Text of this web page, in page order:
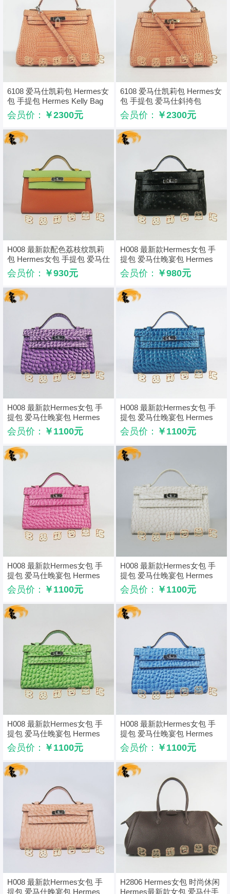
6108 爱马仕凯莉包 Hermes女
包 手提包 Hermes Kelly Bag
鳄鱼纹斜挎包 橙色银扣
会员价： ￥2300元
6108 爱马仕凯莉包 Hermes女
包 手提包 爱马仕斜挎包
Hermes Kelly Bag 鳄鱼纹 橙
色金扣
会员价： ￥2300元
H008 最新款配色荔枝纹凯莉
包 Hermes女包 手提包 爱马仕
晚宴包 Hermes Kelly Bag 橙
绿黄色
会员价： ￥930元
H008 最新款Hermes女包 手
提包 爱马仕晚宴包 Hermes
Kelly Bag 凯莉包 鸵鸟纹 黑色
会员价： ￥980元
H008 最新款Hermes女包 手
提包 爱马仕晚宴包 Hermes
Kelly Bag 凯莉包 石头纹 紫色
会员价： ￥1100元
H008 最新款Hermes女包 手
提包 爱马仕晚宴包 Hermes
Kelly Bag 凯莉包 石头纹 中蓝
色
会员价： ￥1100元
H008 最新款Hermes女包 手
提包 爱马仕晚宴包 Hermes
Kelly Bag 凯莉包 石头纹 桃红
色
会员价： ￥1100元
H008 最新款Hermes女包 手
提包 爱马仕晚宴包 Hermes
Kelly Bag 凯莉包 石头纹 米白
色
会员价： ￥1100元
H008 最新款Hermes女包 手
提包 爱马仕晚宴包 Hermes
Kelly Bag 凯莉包 石头纹 绿色
会员价： ￥1100元
H008 最新款Hermes女包 手
提包 爱马仕晚宴包 Hermes
Kelly Bag 凯莉包 石头纹 浅蓝
色
会员价： ￥1100元
H008 最新款Hermes女包 手
提包 爱马仕晚宴包 Hermes
H2806 Hermes女包 时尚休闲
Hermes最新款女包 爱马仕手